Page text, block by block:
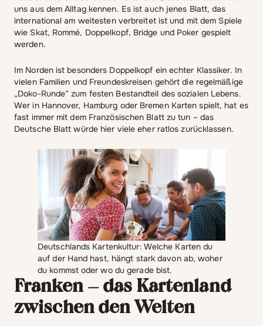
uns aus dem Alltag kennen. Es ist auch jenes Blatt, das
international am weitesten verbreitet ist und mit dem Spiele
wie Skat, Rommé, Doppelkopf, Bridge und Poker gespielt
werden.
Im Norden ist besonders Doppelkopf ein echter Klassiker. In
vielen Familien und Freundeskreisen gehört die regelmäßige
„Doko-Runde“ zum festen Bestandteil des sozialen Lebens.
Wer in Hannover, Hamburg oder Bremen Karten spielt, hat es
fast immer mit dem Französischen Blatt zu tun – das
Deutsche Blatt würde hier viele eher ratlos zurücklassen.
Deutschlands Kartenkultur: Welche Karten du
auf der Hand hast, hängt stark davon ab, woher
du kommst oder wo du gerade bist.
Franken – das Kartenland
zwischen den Welten